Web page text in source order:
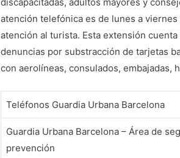
discapacitadas, adultos mayores y
atención telefónica es de lunes a
atención al turista. Esta extensión
denuncias por substracción de tarjetas
con aerolíneas, consulados, embajadas,
Teléfonos Guardia Urbana Barcelona
Guardia Urbana Barcelona – Área de
prevención